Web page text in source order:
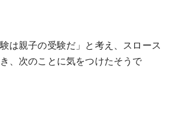
は親子の受験だ」と考え、スロース
、次のことに気をつけたそうで